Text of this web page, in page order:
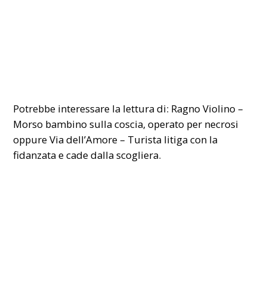
Potrebbe interessare la lettura di: Ragno Violino –
Morso bambino sulla coscia, operato per necrosi
oppureVia dell’Amore – Turista litiga con la
fidanzata e cade dalla scogliera.